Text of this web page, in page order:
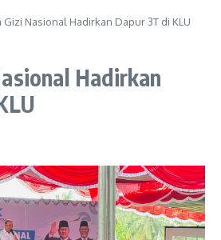
Gizi Nasional Hadirkan Dapur 3T di KLU
Hadirkan